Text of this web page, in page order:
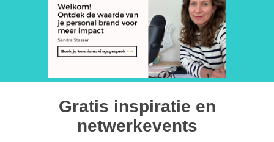
Gratis inspiratie en
netwerkevents